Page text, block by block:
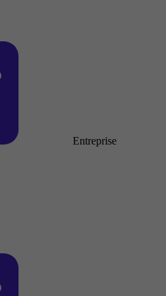
Entreprise